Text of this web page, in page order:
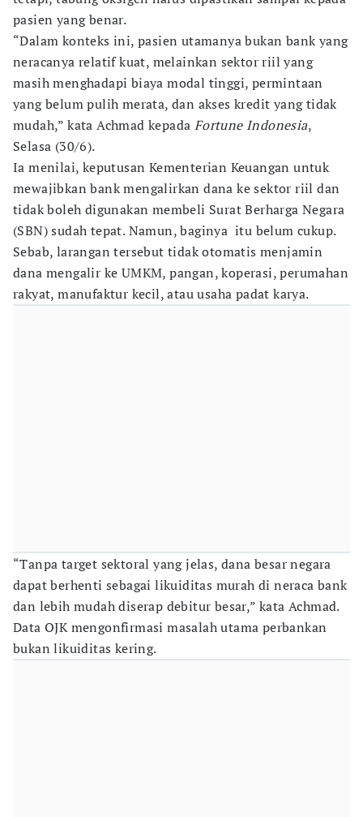
pasien yang benar.
“Dalam konteks ini, pasien utamanya bukan bank yang
neracanya relatif kuat, melainkan sektor riil yang
masih menghadapi biaya modal tinggi, permintaan
yang belum pulih merata, dan akses kredit yang tidak
mudah,” kata Achmad kepada Fortune Indonesia,
Selasa (30/6).
Ia menilai, keputusan Kementerian Keuangan untuk
mewajibkan bank mengalirkan dana ke sektor riil dan
tidak boleh digunakan membeli Surat Berharga Negara
(SBN) sudah tepat. Namun, baginya itu belum cukup.
Sebab, larangan tersebut tidak otomatis menjamin
dana mengalir ke UMKM, pangan, koperasi, perumahan
rakyat, manufaktur kecil, atau usaha padat karya.
“Tanpa target sektoral yang jelas, dana besar negara
dapat berhenti sebagai likuiditas murah di neraca bank
dan lebih mudah diserap debitur besar,” kata Achmad.
Data OJK mengonfirmasi masalah utama perbankan
bukan likuiditas kering.